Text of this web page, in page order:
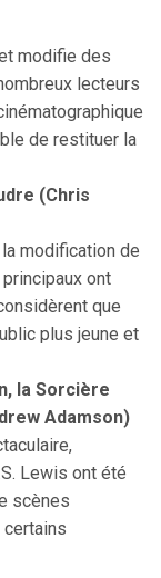
modifie des
lecteurs
de restituer la
(Chris
modification de
ont
que
plus jeune et
la Sorcière
Adamson)
Lewis ont été
scènes